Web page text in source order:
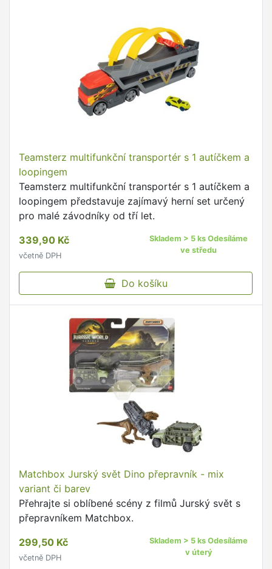
Teamsterz multifunkční transportér s 1 autíčkem a
loopingem
Teamsterz multifunkční transportér s 1 autíčkem a
loopingem představuje zajímavý herní set určený
pro malé závodníky od tří let.
339,90 Kč
včetně DPH
Skladem > 5 ks Odesíláme
ve středu
Do košíku
Matchbox Jurský svět Dino přepravník - mix
variant či barev
Přehrajte si oblíbené scény z filmů Jurský svět s
přepravníkem Matchbox.
299,50 Kč
včetně DPH
Skladem > 5 ks Odesíláme
v úterý